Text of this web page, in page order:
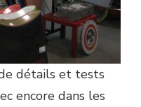
détails et tests
encore dans les